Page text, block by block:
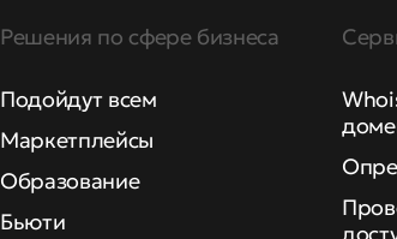
Решения по сфере бизнеса
Подойдут всем
Маркетплейсы
Образование
Бьюти